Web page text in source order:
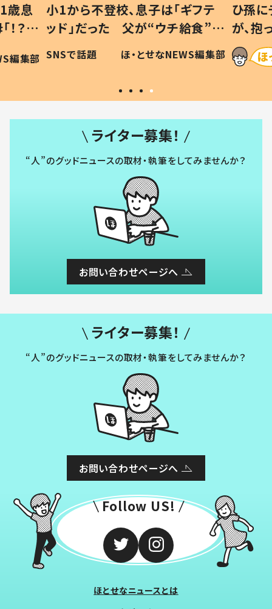
歳息
？」
編集部
小1から不登校、息子は「ギフテ
ッド」だった 父が“ウチ給食”を
作り続ける理由とは #令和の親
#令和の子
SNSで話題 ほ・とせなNEWS編集部
ひ孫
が、
「涙が
い」
ライター募集！
“人”のグッドニュースの取材・執筆をしてみませんか？
お問い合わせページへ
ライター募集！
“人”のグッドニュースの取材・執筆をしてみませんか？
お問い合わせページへ
Follow US!
ほとせなニュースとは